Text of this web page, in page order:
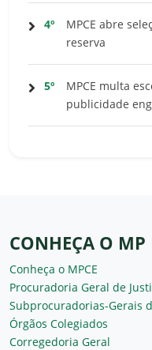
4º
MPCE abre
reserva
5º
MPCE multa
publicidade
CONHEÇA O MP
Conheça o MPCE
Procuradoria Geral de
Subprocuradorias-Gerais
Órgãos Colegiados
Corregedoria Geral